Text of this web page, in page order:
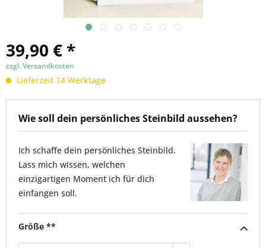
39,90 € *
zzgl. Versandkosten
Lieferzeit 14 Werktage
Wie soll dein persönliches Steinbild aussehen?
Ich schaffe dein persönliches Steinbild.
Lass mich wissen, welchen
einzigartigen Moment ich für dich
einfangen soll.
Größe **